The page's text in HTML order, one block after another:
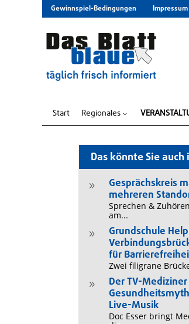
Gewinnspiel-Bedingungen Impressum
Start Regionales 3
Das könnte Sie
9
Gesprächskreis
mehreren
Sprechen &
am...
9
Grundschule
für
Zwei filigrane
9
Der TV-
Live-Musik
Doc Esser bringt